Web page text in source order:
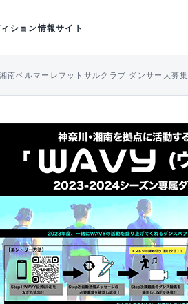
ション情報サイト
湘南ベルマーレフットサルクラブ ダンサー大募集